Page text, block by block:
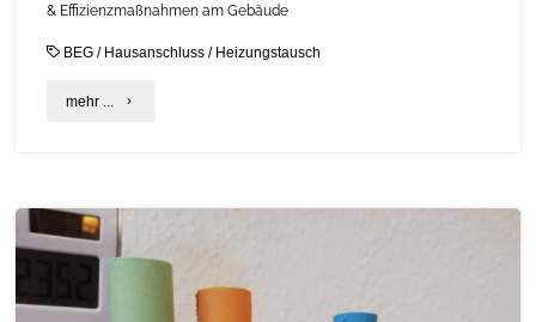
& Effizienzmaßnahmen am Gebäude
BEG / Hausanschluss / Heizungstausch
mehr ... "Bundesförderung
Gebäude